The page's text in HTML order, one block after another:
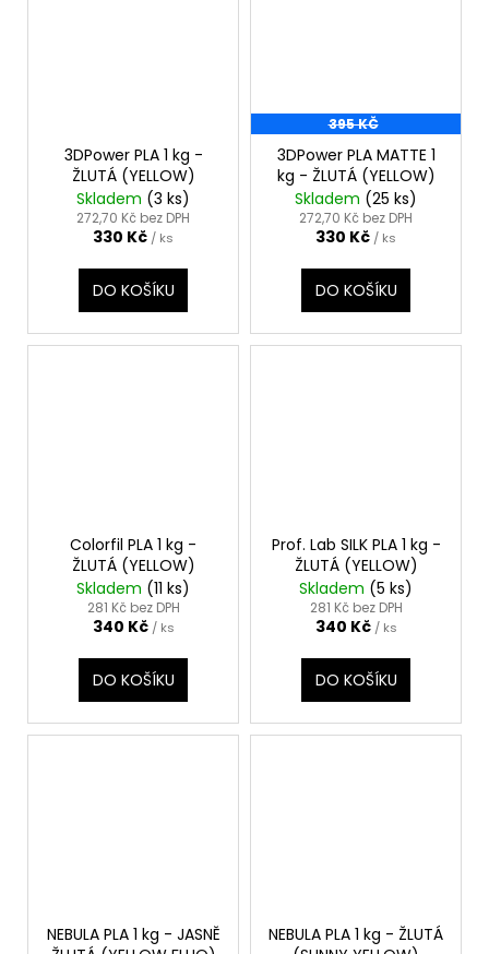
3DPower PLA 1 kg -
ŽLUTÁ (YELLOW)
Skladem (3 ks)
272,70 Kč bez DPH
330 Kč / ks
DO KOŠÍKU
395 KČ
3DPower PLA MATTE 1
kg - ŽLUTÁ (YELLOW)
Skladem (25 ks)
272,70 Kč bez DPH
330 Kč / ks
DO KOŠÍKU
Colorfil PLA 1 kg -
ŽLUTÁ (YELLOW)
Skladem (11 ks)
281 Kč bez DPH
340 Kč / ks
DO KOŠÍKU
Prof. Lab SILK PLA 1 kg -
ŽLUTÁ (YELLOW)
Skladem (5 ks)
281 Kč bez DPH
340 Kč / ks
DO KOŠÍKU
NEBULA PLA 1 kg - JASNĚ
NEBULA PLA 1 kg - ŽLUTÁ